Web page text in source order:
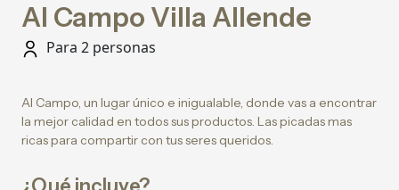
Al Campo Villa Allende
Para 2 personas
Al Campo, un lugar único e inigualable, donde vas a encontrar
la mejor calidad en todos sus productos. Las picadas mas
ricas para compartir con tus seres queridos.